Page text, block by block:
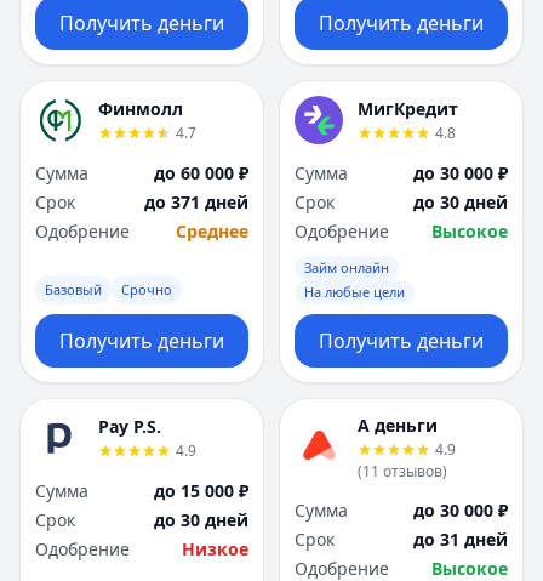
Получить деньги Получить деньги
Финмолл
4.7
Сумма
до 60 000 ₽
Срок
до 371 дней
Одобрение
Среднее
Базовый Срочно
Получить деньги
МигКредит
4.8
Сумма
до 30 000 ₽
Срок
до 30 дней
Одобрение
Высокое
Займ онлайн
На любые цели
Получить деньги
Pay P.S.
4.9
Сумма
до 15 000 ₽
Срок
до 30 дней
Одобрение
Низкое
А деньги
4.9
(11 отзывов)
Сумма
до 30 000 ₽
Срок
до 31 дней
Одобрение
Высокое